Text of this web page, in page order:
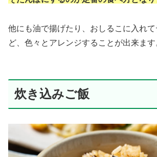
他にも油で揚げたり、おしるこに入れ
ど、色々とアレンジすることが出来ます
炊き込みご飯